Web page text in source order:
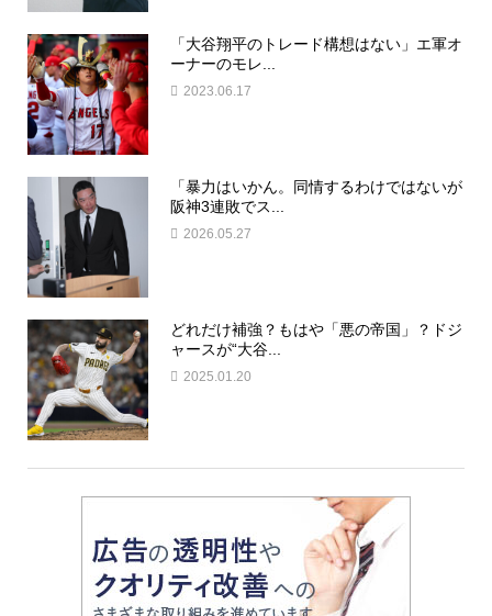
「大谷翔平のトレード構想はない」エ軍オ
ーナーのモレ...
2023.06.17
「暴力はいかん。同情するわけではないが
阪神3連敗でス...
2026.05.27
どれだけ補強？もはや「悪の帝国」？ドジ
ャースが“大谷...
2025.01.20